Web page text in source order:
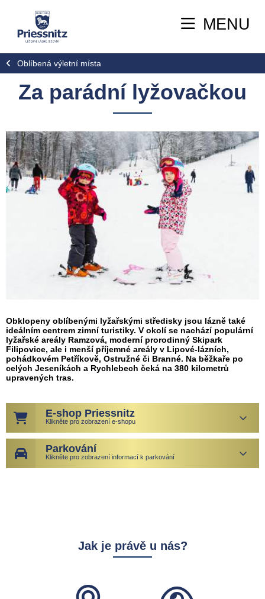
MENU
Oblíbená výletní místa
Za parádní lyžovačkou
Obklopeny oblíbenými lyžařskými středisky jsou lázně také
ideálním centrem zimní turistiky. V okolí se nachází populární
lyžařské areály Ramzová, moderní prorodinný Skipark
Filipovice, ale i menší příjemné areály v Lipové-lázních,
pohádkovém Petříkově, Ostružné či Branné. Na běžkaře po
celých Jeseníkách a Rychlebech čeká na 380 kilometrů
upravených tras.
E-shop Priessnitz
Klikněte pro zobrazení e-shopu
Parkování
Klikněte pro zobrazení informací k parkování
Jak je právě u nás?